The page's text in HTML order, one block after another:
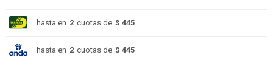
hasta en 2 cuotas de $ 445
hasta en 2 cuotas de $ 445